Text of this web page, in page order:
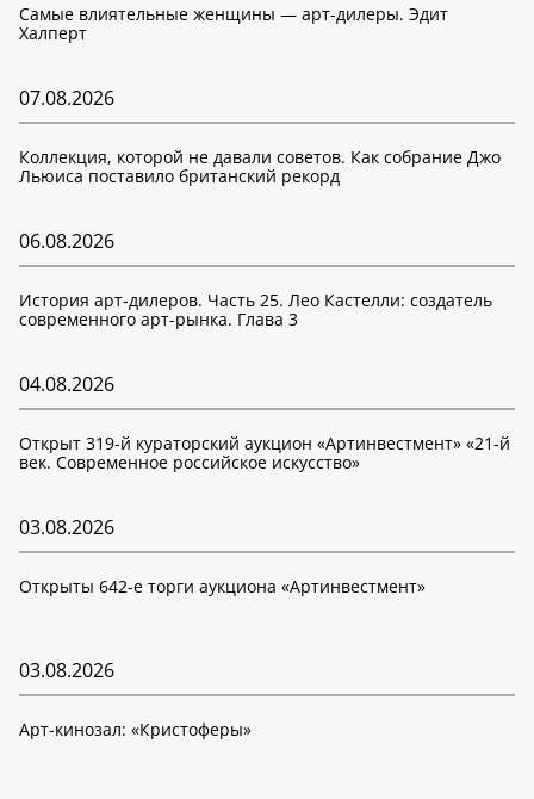
Самые влиятельные женщины — арт-дилеры. Эдит
Халперт
07.08.2026
Коллекция, которой не давали советов. Как собрание Джо
Льюиса поставило британский рекорд
06.08.2026
История арт-дилеров. Часть 25. Лео Кастелли: создатель
современного арт-рынка. Глава 3
04.08.2026
Открыт 319-й кураторский аукцион «Артинвестмент» «21-й
век. Современное российское искусство»
03.08.2026
Открыты 642-е торги аукциона «Артинвестмент»
03.08.2026
Арт-кинозал: «Кристоферы»